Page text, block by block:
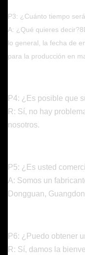
P3: ¿Cuánto tiempo
A: ¿Qué quieres
lo general, la fecha de
para la producción en
P4: ¿Es posible que
R: Sí, no hay
nosotros.
P5: ¿Es usted
A: Somos un
Dongguan,
P6: ¿Puedo obtener
R: Sí, damos la